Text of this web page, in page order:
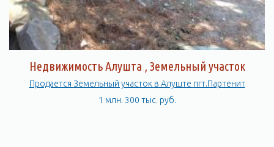
Недвижимость Алушта , Земельный участок
Продается Земельный участок в Алуште пгт.Партенит
1 млн. 300 тыс. руб.